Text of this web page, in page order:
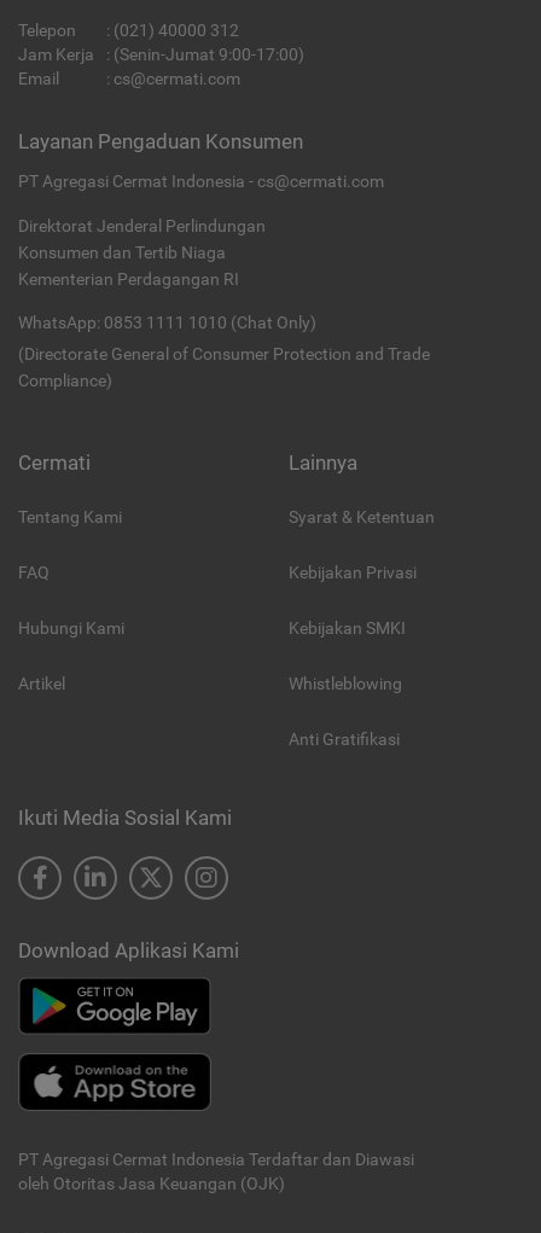
Telepon : (021) 40000 312
Jam Kerja
: (Senin-Jumat 9:00-17:00)
Email
: cs@cermati.com
Layanan Pengaduan Konsumen
PT Agregasi Cermat Indonesia - cs@cermati.com
Direktorat Jenderal Perlindungan
Konsumen dan Tertib Niaga
Kementerian Perdagangan RI
WhatsApp: 0853 1111 1010 (Chat Only)
(Directorate General of Consumer Protection and Trade
Compliance)
Cermati
Tentang Kami
FAQ
Hubungi Kami
Artikel
Lainnya
Syarat & Ketentuan
Kebijakan Privasi
Kebijakan SMKI
Whistleblowing
Anti Gratifikasi
Ikuti Media Sosial Kami
Download Aplikasi Kami
PT Agregasi Cermat Indonesia Terdaftar dan Diawasi
oleh Otoritas Jasa Keuangan (OJK)